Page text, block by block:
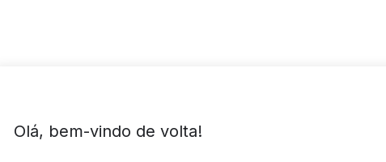
Olá, bem-vindo de volta!